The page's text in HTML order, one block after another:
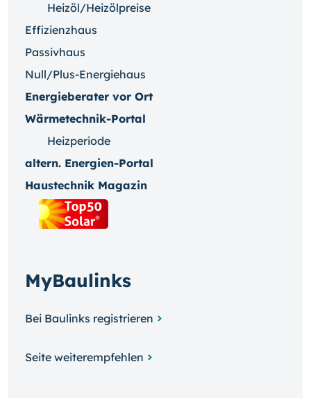
Heizöl/Heizölpreise
Effizienzhaus
Passivhaus
Null/Plus-Energiehaus
Energieberater vor Ort
Wärmetechnik-Portal
Heizperiode
altern. Energien-Portal
Haustechnik Magazin
MyBaulinks
Bei Baulinks registrieren
Seite weiterempfehlen